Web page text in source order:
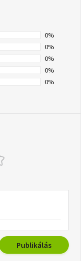
0%
0%
0%
0%
0%
Publikálás